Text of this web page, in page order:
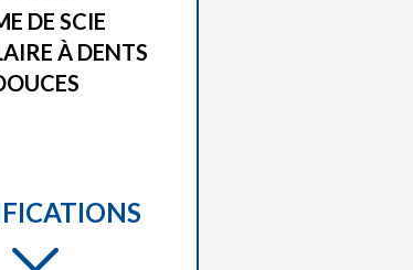
DE SCIE
À DENTS